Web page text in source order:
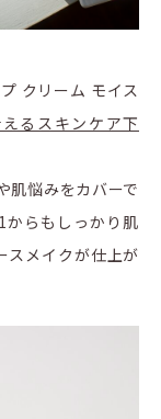
クリーム モイス
るスキンケア下
肌悩みをカバーで
らもしっかり肌
スメイクが仕上が